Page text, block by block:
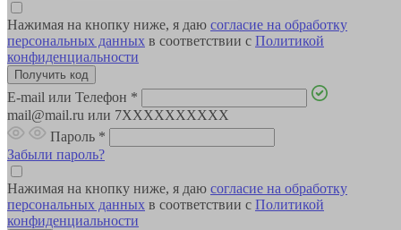
Нажимая на кнопку ниже, я даю согласие на обработку
персональных данных в соответствии с Политикой
конфиденциальности
E-mail или Телефон *
mail@mail.ru или 7XXXXXXXXXX
Пароль *
Забыли пароль?
Нажимая на кнопку ниже, я даю согласие на обработку
персональных данных в соответствии с Политикой
конфиденциальности